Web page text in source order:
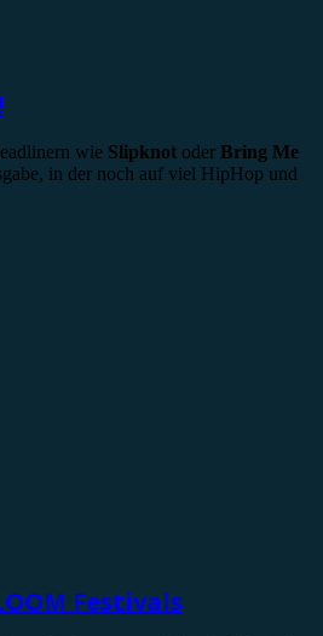
wie Slipknot oder Bring Me
in der noch auf viel HipHop und
Festivals